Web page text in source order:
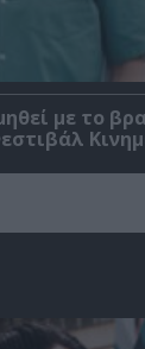
με το